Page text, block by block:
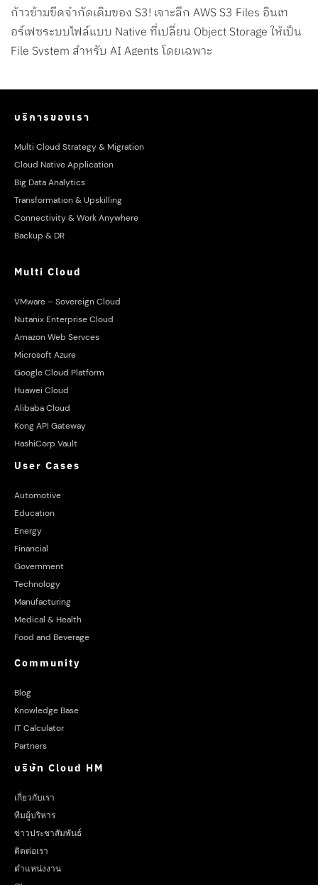
ก้าวข้ามขีดจำกัดเดิมของ S3! เจาะลึก AWS S3 Files อินเท
อร์เฟซระบบไฟล์แบบ Native ที่เปลี่ยน Object Storage ให้เป็น
File System สำหรับ AI Agents โดยเฉพาะ
บริการของเรา
Multi Cloud Strategy & Migration
Cloud Native Application
Big Data Analytics
Transformation & Upskilling
Connectivity & Work Anywhere
Backup & DR
Multi Cloud
VMware – Sovereign Cloud
Nutanix Enterprise Cloud
Amazon Web Servces
Microsoft Azure
Google Cloud Platform
Huawei Cloud
Alibaba Cloud
Kong API Gateway
HashiCorp Vault
User Cases
Automotive
Education
Energy
Financial
Government
Technology
Manufacturing
Medical & Health
Food and Beverage
Community
Blog
Knowledge Base
IT Calculator
Partners
บริษัท Cloud HM
เกี่ยวกับเรา
ทีมผู้บริหาร
ข่าวประชาสัมพันธ์
ติดต่อเรา
ตำแหน่งงาน